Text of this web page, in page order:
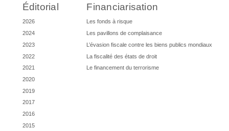
Éditorial
2026
2024
2023
2022
2021
2020
2019
2017
2016
2015
Financiarisation
Les fonds à risque
Les pavillons de complaisance
L’évasion fiscale contre les biens publics mondiaux
La fiscalité des états de droit
Le financement du terrorisme